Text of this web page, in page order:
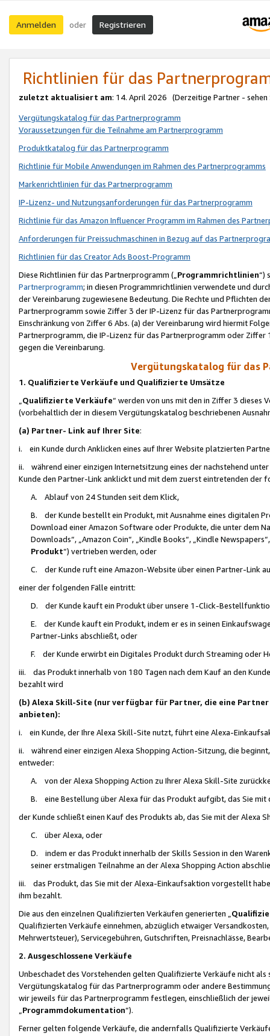
Anmelden oder Registrieren
Richtlinien für das
zuletzt aktualisiert am: 14. April 2026 (Derzeitige Partner - sehen
Vergütungskatalog für das Partnerprogramm
Voraussetzungen für die Teilnahme am Partnerprogramm
Produktkatalog für das Partnerprogramm
Richtlinie für Mobile Anwendungen im Rahmen des Partnerprogramms
Markenrichtlinien für das Partnerprogramm
IP-Lizenz- und Nutzungsanforderungen für das Partnerprogramm
Richtlinie für das Amazon Influencer Programm im Rahmen des
Anforderungen für Preissuchmaschinen in Bezug auf das
Richtlinien für das Creator Ads Boost-Programm
Diese Richtlinien für das Partnerprogramm („Programmrichtlinien“)
Partnerprogramm; in diesen Programmrichtlinien verwendete und
der Vereinbarung zugewiesene Bedeutung. Die Rechte und Pflichten
Partnerprogramm sowie Ziffer 3 der IP-Lizenz für das
Einschränkung von Ziffer 6 Abs. (a) der Vereinbarung wird hiermit
Partnerprogramm, die IP-Lizenz für das Partnerprogramm oder
gegen die Vereinbarung.
Vergütungskatalog für das
1. Qualifizierte Verkäufe und Qualifizierte Umsätze
Qualifizierte Verkäufe“ werden von uns mit den in Ziffer 3
(vorbehaltlich der in diesem Vergütungskatalog beschriebenen
(a) Partner- Link auf Ihrer Site:
i. ein Kunde durch Anklicken eines auf Ihrer Website platzierten
ii. während einer einzigen Internetsitzung eines der nachstehend
Kunde den Partner-Link anklickt und mit dem zuerst eintretenden der
A. Ablauf von 24 Stunden seit dem Klick,
B. der Kunde bestellt ein Produkt, mit Ausnahme eines digitalen
Download einer Amazon Software oder Produkte, die unter dem
Downloads“, „Amazon Coin“, „Kindle Books“, „Kindle
Produkt“) vertrieben werden, oder
C. der Kunde ruft eine Amazon-Website über einen Partner-Link
einer der folgenden Fälle eintritt:
D. der Kunde kauft ein Produkt über unsere 1-Click-
E. der Kunde kauft ein Produkt, indem er es in seinen
Partner-Links abschließt, oder
F. der Kunde erwirbt ein Digitales Produkt durch Streaming oder
iii. das Produkt innerhalb von 180 Tagen nach dem Kauf an den
bezahlt wird
(b) Alexa Skill-Site (nur verfügbar für Partner, die eine
anbieten):
i. ein Kunde, der Ihre Alexa Skill-Site nutzt, führt eine Alexa-
ii. während einer einzigen Alexa Shopping Action-Sitzung, die
entweder:
A. von der Alexa Shopping Action zu Ihrer Alexa Skill-Site
B. eine Bestellung über Alexa für das Produkt aufgibt, das Sie mit
der Kunde schließt einen Kauf des Produkts ab, das Sie mit der Alexa
C. über Alexa, oder
D. indem er das Produkt innerhalb der Skills Session in den
seiner erstmaligen Teilnahme an der Alexa Shopping Action
iii. das Produkt, das Sie mit der Alexa-Einkaufsaktion vorgestellt
ihm bezahlt.
Die aus den einzelnen Qualifizierten Verkäufen generierten „
Qualifizierten Verkäufe einnehmen, abzüglich etwaiger
Mehrwertsteuer), Servicegebühren, Gutschriften, Preisnachlässe,
2. Ausgeschlossene Verkäufe
Unbeschadet des Vorstehenden gelten Qualifizierte Verkäufe nicht
Vergütungskatalog für das Partnerprogramm oder andere
wir jeweils für das Partnerprogramm festlegen, einschließlich der
Programmdokumentation“).
Ferner gelten folgende Verkäufe, die andernfalls Qualifizierte